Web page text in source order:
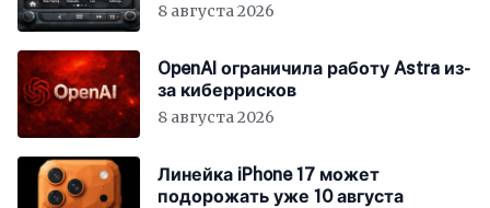
8 августа 2026
OpenAI ограничила работу Astra из-
за киберрисков
8 августа 2026
Линейка iPhone 17 может
подорожать уже 10 августа